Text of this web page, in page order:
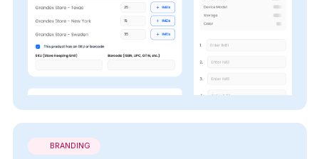
BRANDING